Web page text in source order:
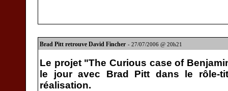
Brad Pitt retrouve David Fincher - 27/07/2006 @ 20h21
Le projet "The Curious case of
le jour avec Brad Pitt dans le rôle-
réalisation.